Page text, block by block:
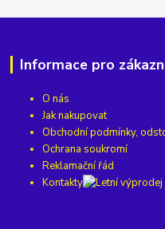
Informace pro
O nás
Jak nakupovat
Obchodní podmínky,
Ochrana soukromí
Reklamační řád
Kontakty